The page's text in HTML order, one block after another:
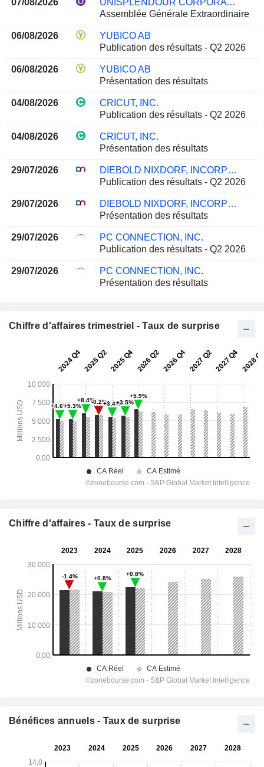
Assemblée Générale Extraordinaire
06/08/2026
YUBICO AB
Publication des résultats - Q2 2026
06/08/2026
YUBICO AB
Présentation des résultats
04/08/2026
CRICUT, INC.
Publication des résultats - Q2 2026
04/08/2026
CRICUT, INC.
Présentation des résultats
29/07/2026
DIEBOLD NIXDORF, INCORPORATED
Publication des résultats - Q2 2026
29/07/2026
DIEBOLD NIXDORF, INCORPORATED
Présentation des résultats
29/07/2026
PC CONNECTION, INC.
Publication des résultats - Q2 2026
29/07/2026
PC CONNECTION, INC.
Présentation des résultats
Chiffre d'affaires trimestriel - Taux de surprise
Chiffre d'affaires - Taux de surprise
Bénéfices annuels - Taux de surprise